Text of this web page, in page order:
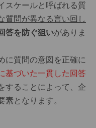
スケールと呼ばれる質
質問が異なる言い回し
答を防ぐ狙いがありま
に質問の意図を正確に
基づいた一貫した回答
することによって、企
となります。